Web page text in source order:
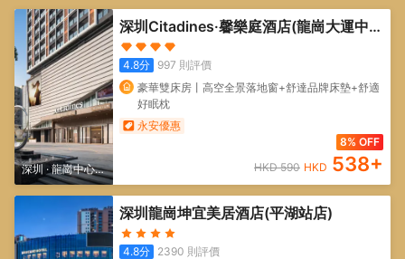
深圳 ·龍崗中心
區/大運新城
深圳Citadines·馨樂庭酒店(龍崗大運中心
店)
4.8分 997 則評價
豪華雙床房丨高空全景落地窗+舒達品牌床墊+舒適
好眠枕
永安優惠
8% OFF
HKD590 HKD 538+
深圳龍崗坤宜美居酒店(平湖站店)
4.8分 2390 則評價